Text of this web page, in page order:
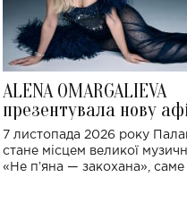
ALENA OMARGALIEVA
презентувала нову
великого концерту в
спорту
7 листопада 2026 року
стане місцем великої
«Не пʼяна — закохана», саме